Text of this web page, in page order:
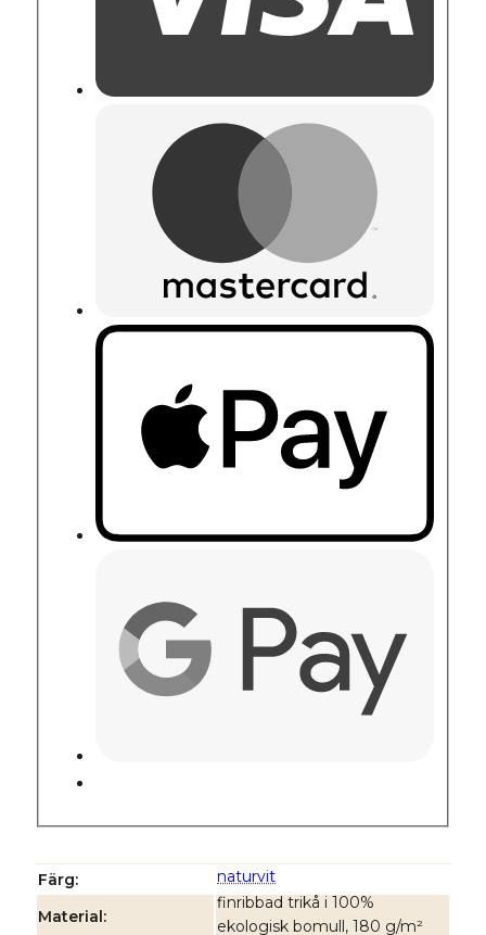
Färg naturvit
Material
finribbad trikå i 100%
ekologisk bomull, 180 g/m²